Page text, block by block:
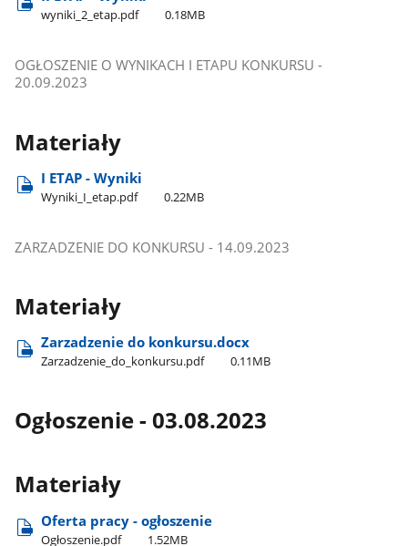
wyniki​_2​_etap.pdf 0.18MB
OGŁOSZENIE O WYNIKACH I ETAPU KONKURSU -
20.09.2023
Materiały
I ETAP - Wyniki
Wyniki​_I​_etap.pdf 0.22MB
ZARZADZENIE DO KONKURSU - 14.09.2023
Materiały
Zarzadzenie do konkursu.docx
Zarzadzenie​_do​_konkursu.pdf 0.11MB
Ogłoszenie - 03.08.2023
Materiały
Oferta pracy - ogłoszenie
Ogłoszenie.pdf 1.52MB